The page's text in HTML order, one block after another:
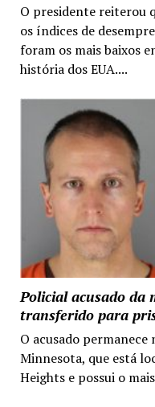
O presidente reiterou
os índices de
foram os mais baixos
história dos EUA....
Policial acusado da
transferido para
O acusado
Minnesota, que está
Heights e possui o